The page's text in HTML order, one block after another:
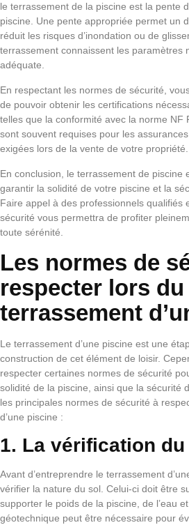
le terrassement de la piscine est la pente
piscine. Une pente appropriée permet un
réduit les risques d’inondation ou de
terrassement connaissent les paramètres
adéquate.
En respectant les normes de sécurité,
de pouvoir obtenir les certifications
telles que la conformité avec la norme NF
sont souvent requises pour les
exigées lors de la vente de votre propriété.
En conclusion, le terrassement de piscine
garantir la solidité de votre piscine et la
Faire appel à des professionnels qualifiés
sécurité vous permettra de profiter
toute sérénité.
Les normes de
respecter lors du
terrassement
Le terrassement d’une piscine est une
construction de cet élément de loisir.
respecter certaines normes de sécurité
solidité de la piscine, ainsi que la sécurité
les principales normes de sécurité à
d’une piscine :
1. La vérification du
Avant d’entreprendre le terrassement
vérifier la nature du sol. Celui-ci doit être
supporter le poids de la piscine, de l’eau
géotechnique peut être nécessaire pour